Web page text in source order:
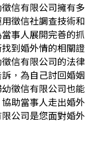
信有限公司擁有多
徵信社調查技術和
事人展開完善的抓
到婚外情的相關證
信有限公司的法律
，為自己討回婚姻
徵信有限公司也能
助當事人走出婚外
公司是您面對婚外